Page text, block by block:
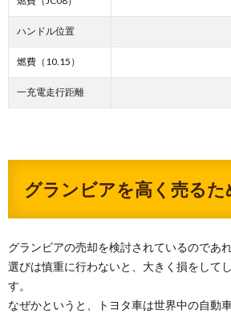
ハンドル位置
燃費（10.15）
一充電走行距離
グランビアを高く売るた
グランビアの売却を検討されているのであ
選びは慎重に行わないと、大きく損をして
す。
なぜかというと、トヨタ車は世界中の自動